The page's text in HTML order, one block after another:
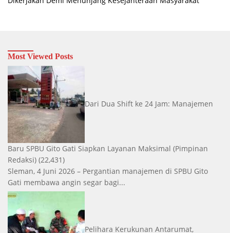
Most Viewed Posts
Dari Dua Shift ke 24 Jam: Manajemen
Baru SPBU Gito Gati Siapkan Layanan Maksimal (Pimpinan
Redaksi) (22,431)
Sleman, 4 Juni 2026 – Pergantian manajemen di SPBU Gito
Gati membawa angin segar bagi...
Pelihara Kerukunan Antarumat,